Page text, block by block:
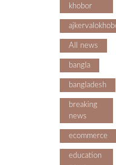
khobor
All news
bangla
bangladesh
breaking
news
ecommerce
education